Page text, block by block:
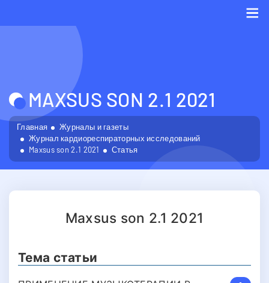
MAXSUS SON 2.1 2021
Главная
Журналы и газеты
Журнал кардиореспираторных исследований
Maxsus son 2.1 2021
Статья
Maxsus son 2.1 2021
Тема статьи